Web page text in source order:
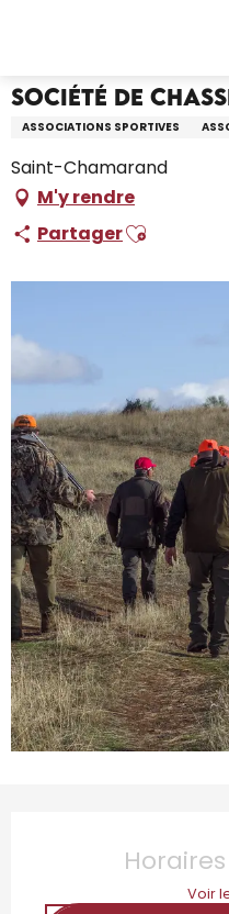
principal
Société de
ASSOCIATIONS SPORTIVES
Saint-Chamarand
M'y rendre
PartagerAjouter aux
Voir